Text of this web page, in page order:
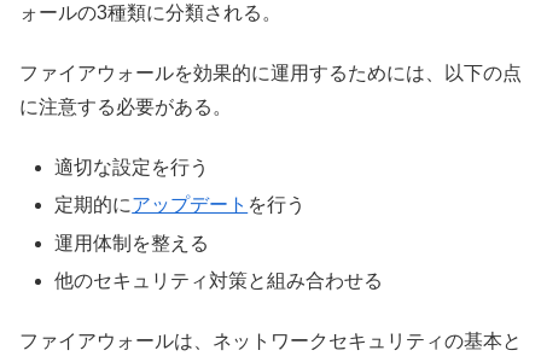
ォールの3種類に分類される。
ファイアウォールを効果的に運用するためには、以下の点
に注意する必要がある。
適切な設定を行う
定期的にアップデート を行う
運用体制を整える
他のセキュリティ対策と組み合わせる
ファイアウォールは、ネットワークセキュリティの基本と